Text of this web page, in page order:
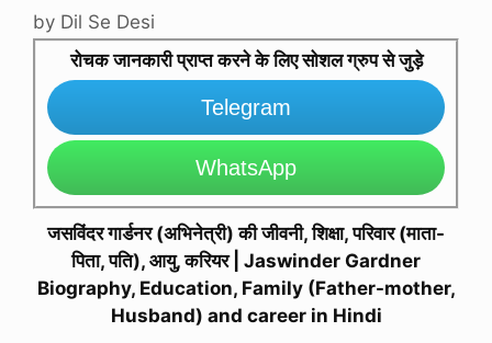
by Dil Se Desi
रोचक जानकारी प्राप्त करने के लिए सोशल ग्रुप से जुड़े
Telegram
WhatsApp
जसविंदर गार्डनर (अभिनेत्री) की जीवनी, शिक्षा, परिवार (माता-
पिता, पति), आयु, करियर | Jaswinder Gardner
Biography, Education, Family (Father-mother,
Husband) and career in Hindi